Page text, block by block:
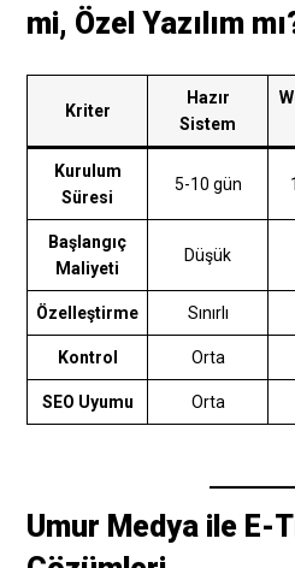
mi, Özel Yazılım
Kriter
Hazır
Sistem
Kurulum
Süresi
5-10 gün
Başlangıç
Maliyeti
Düşük
Özelleştirme Sınırlı
Kontrol Orta
SEO Uyumu Orta
Umur Medya ile E-